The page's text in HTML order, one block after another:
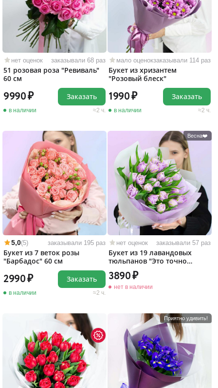
нет оценок заказывали 68 раз
51 розовая роза "Ревиваль"
60 см
9990
в наличии 2 ч.
Заказать
мало оценокзаказывали 114 раз
Букет из хризантем
"Розовый блеск"
1990
в наличии 2 ч.
Заказать
5,0(5) заказывали 195 раз
Букет из 7 веток розы
"Барбадос" 60 см
2990
в наличии 2 ч.
Заказать
Весна❤️
нет оценок заказывали 57 раз
Букет из 19 лавандовых
тюльпанов "Это точно
любовь!"
3890
нет в наличии
Приятно удивить!